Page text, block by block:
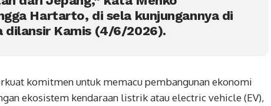
Hartarto, di sela kunjungannya di
dilansir Kamis (4/6/2026).
komitmen untuk memacu pembangunan ekonomi
ekosistem kendaraan listrik atau electric vehicle (EV),